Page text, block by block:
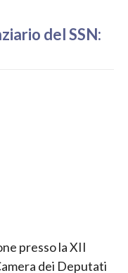
del SSN:
presso la XII
dei Deputati